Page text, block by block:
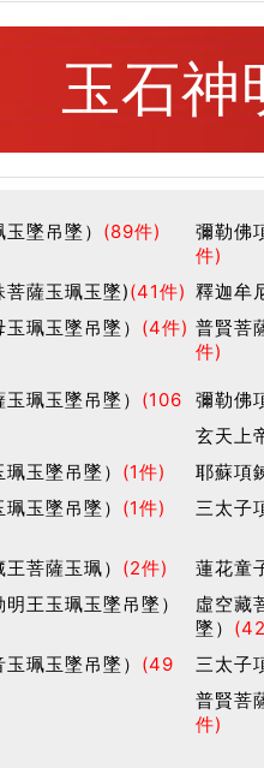
玉石神
墜吊墜） (89件)
彌勒佛
件)
薩玉珮玉墜)(41件) 釋迦牟
珮玉墜吊墜） (4件) 普賢菩
件)
珮玉墜吊墜） (106
彌勒佛
玄天上
玉墜吊墜） (1件)
耶蘇項
玉墜吊墜） (1件) 三太子
菩薩玉珮） (2件)
蓮花童
王玉珮玉墜吊墜）
虛空藏
墜）
珮玉墜吊墜） (49
三太子
普賢菩
件)